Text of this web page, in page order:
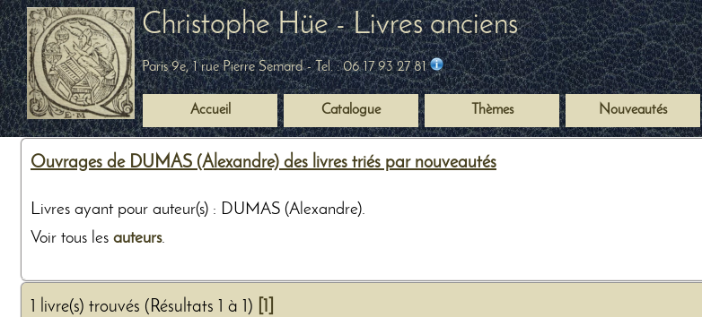
Christophe Hüe - Livres anciens
Paris 9e, 1 rue Pierre Semard- Tel. :06 17 93 27 81
Accueil Catalogue Thèmes Nouveautés
Ouvrages de DUMAS (Alexandre) des livres triés par nouveautés
Livres ayant pour auteur(s) : DUMAS (Alexandre).
Voir tous les auteurs.
1 livre(s) trouvés (Résultats 1 à 1)